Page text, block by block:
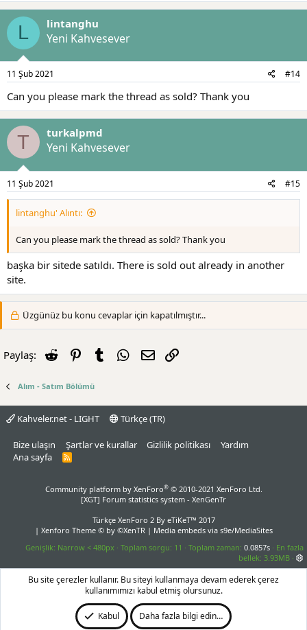
L lintanghu
Yeni Kahvesever
11 Şub 2021 #14
Can you please mark the thread as sold? Thank you
T turkalpmd
Yeni Kahvesever
11 Şub 2021 #15
lintanghu' Alıntı:
Can you please mark the thread as sold? Thank you
başka bir sitede satıldı. There is sold out already in another
site.
Üzgünüz bu konu cevaplar için kapatılmıştır...
Paylaş: Reddit PinterestTumblrWhatsApp
E-posta
Alım - Satım Bölümü
Kahveler.net - LIGHT Türkçe (TR)
Bize ulaşın Şartlar ve kurallar Gizlilik politikası
Yardım
Ana sayfa
R
Community platform by XenForo® © 2010-2021 XenForo Ltd.
[XGT] Forum statistics system - XenGenTr
Türkçe XenForo 2By eTiKeT™ 2017
| Xenforo Theme© by ©XenTR| Media embeds via s9e/MediaSites
Genişlik
Toplam sorgu 11 Toplam zaman 0.0857s
En fazla
bellek 3.93MB
Bu site çerezler kullanır. Bu siteyi kullanmaya devam ederek çerez
kullanımımızı kabul etmiş olursunuz.
Kabul Daha fazla bilgi edin…